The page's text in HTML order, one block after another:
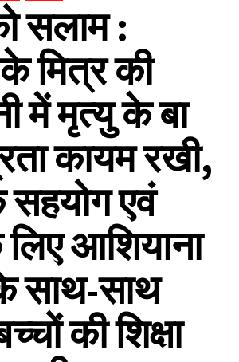
सलाम :
मित्र की
में मृत्यु के बा
कायम रखी,
एवं
आशियाना
साथ-साथ
की शिक्षा